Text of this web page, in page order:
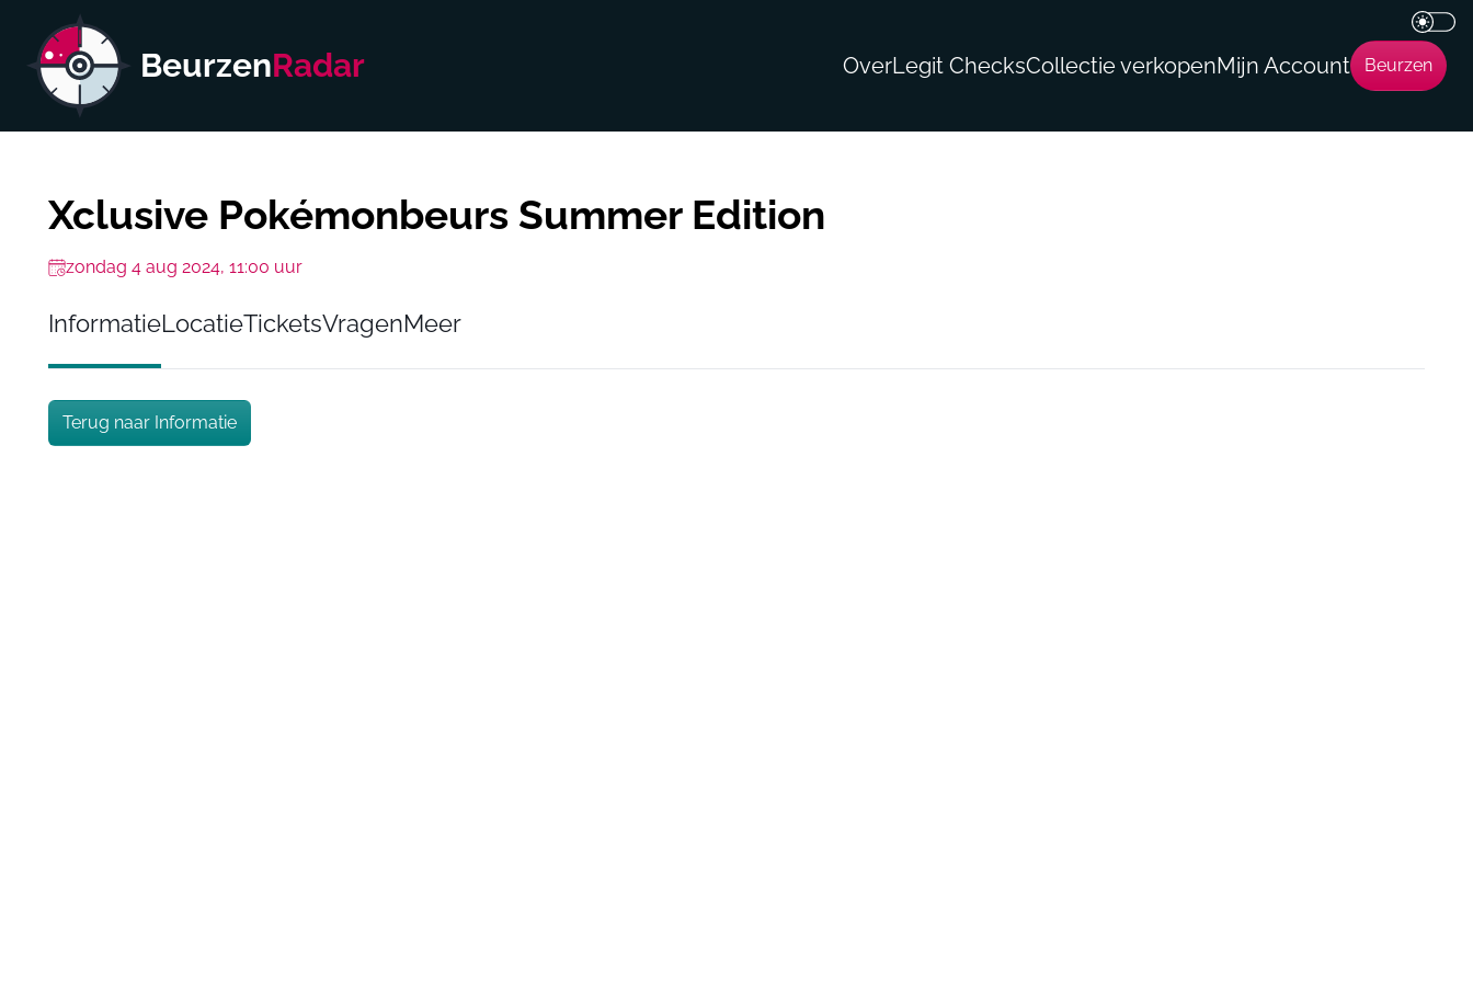
BeurzenRadar OverLegit ChecksCollectie verkopenMijn Account Beurzen
Xclusive Pokémonbeurs Summer Edition
zondag 4 aug 2024, 11:00 uur
InformatieLocatieTicketsVragenMeer
Terug naar Informatie